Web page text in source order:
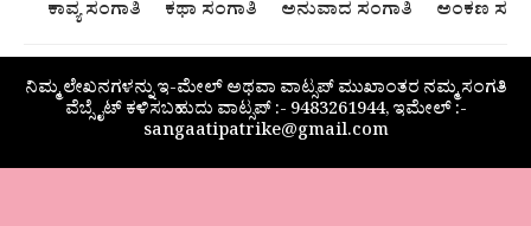
ಕಾವ್ಯ ಸಂಗಾತಿ ಕಥಾ ಸಂಗಾತಿ ಅನುವಾದ ಸಂಗಾತಿ ಅಂಕಣ
ನಿಮ್ಮ ಲೇಖನಗಳನ್ನು ಇ-ಮೇಲ್ ಅಥವಾ ವಾಟ್ಸಪ್ ಮುಖಾಂತರ ನಮ್ಮ ಸಂಗತಿ
ವೆಬ್ಸೈಟ್ ಕಳಿಸಬಹುದು ವಾಟ್ಸಪ್‌ :- 9483261944, ಇಮೇಲ್ :-
sangaatipatrike@gmail.com